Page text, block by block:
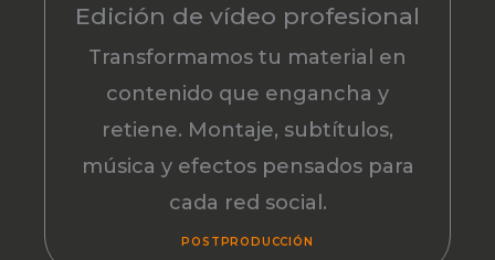
Edición de vídeo profesional
Transformamos tu material en
contenido que engancha y
retiene. Montaje, subtítulos,
música y efectos pensados para
cada red social.
POSTPRODUCCIÓN